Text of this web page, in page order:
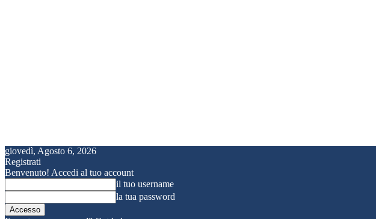
giovedì, Agosto 6, 2026
Registrati
Benvenuto! Accedi al tuo account
il tuo username
la tua password